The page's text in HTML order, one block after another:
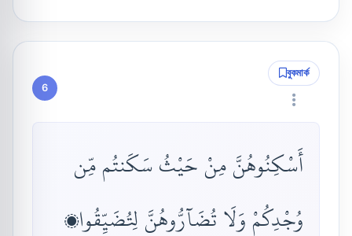
6
বুকমার্ক
أَسْكِنُوهُنَّ مِنْ حَيْثُ سَكَنتُم مِّن
وُجْدِكُمْ وَلَا تُضَآرُّوهُنَّ لِتُضَيِّقُوا۟